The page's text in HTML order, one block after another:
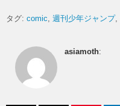
タグ: comic 週刊少年ジャンプ
asiamoth: